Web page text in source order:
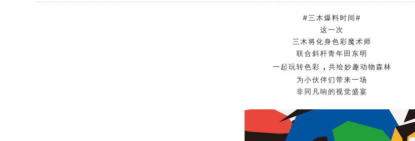
#三木爆料时间#
这一次
三木将化身色彩魔术师
联合斜杆青年田东明
一起玩转色彩 ， 共绘妙趣动物森林
为小伙伴们带来一场
非同凡响的视觉盛宴